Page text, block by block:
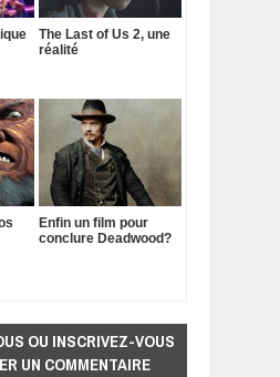
The Last of Us 2, une
réalité
Enfin un film pour
conclure Deadwood?
OU INSCRIVEZ-VOUS
UN COMMENTAIRE